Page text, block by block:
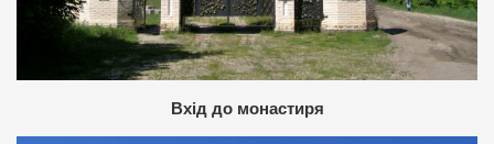
Вхід до монастиря